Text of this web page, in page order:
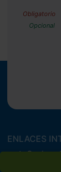
ENLACES
Coches